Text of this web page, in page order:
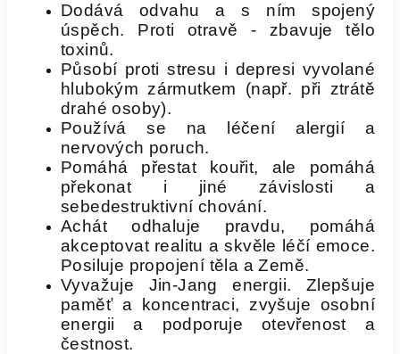
Dodává odvahu a s ním spojený
úspěch. Proti otravě - zbavuje tělo
toxinů.
Působí proti stresu i depresi vyvolané
hlubokým zármutkem (např. při ztrátě
drahé osoby).
Používá se na léčení alergií a
nervových poruch.
Pomáhá přestat kouřit, ale pomáhá
překonat i jiné závislosti a
sebedestruktivní chování.
Achát odhaluje pravdu, pomáhá
akceptovat realitu a skvěle léčí emoce.
Posiluje propojení těla a Země.
Vyvažuje Jin-Jang energii. Zlepšuje
paměť a koncentraci, zvyšuje osobní
energii a podporuje otevřenost a
čestnost.